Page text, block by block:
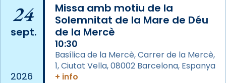
Memòria de les santes Juliana i
Semproniana, verges i màrtirs.
Acompanyant la història de sant Cugat, a
partir de l’Edat Mitjana sorgeix la tradició
que les santes Juliana (“relatiu a Júlia”) i
24
sept.
2026
Missa amb motiu de la
Solemnitat de la Mare de Déu
de la Mercè
10:30
Basílica de la Mercè, Carrer de la Mercè,
1, Ciutat Vella, 08002 Barcelona, Espanya
+ info